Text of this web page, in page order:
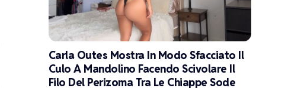
Carla Outes Mostra In Modo Sfacciato Il
Culo A Mandolino Facendo Scivolare Il
Filo Del Perizoma Tra Le Chiappe Sode